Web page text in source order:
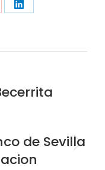
Share
de Sevilla